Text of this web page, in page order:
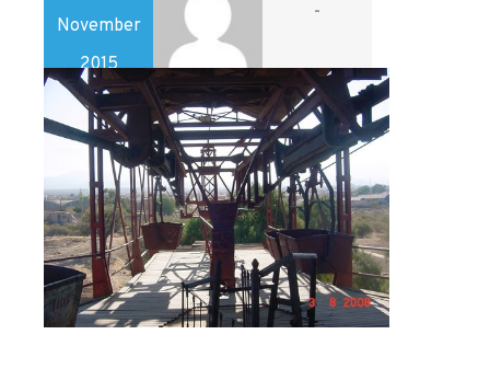
November
2015
-